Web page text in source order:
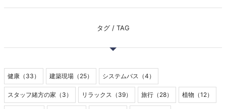
タグ / TAG
健康（33） 建築現場（25） システムバス（4）
スタッフ緒方の家（3） リラックス（39） 旅行（28） 植物（12）